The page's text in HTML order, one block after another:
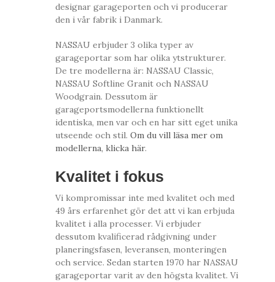
designar garageporten och vi producerar
den i vår fabrik i Danmark.
NASSAU erbjuder 3 olika typer av
garageportar som har olika ytstrukturer.
De tre modellerna är: NASSAU Classic,
NASSAU Softline Granit och NASSAU
Woodgrain. Dessutom är
garageportsmodellerna funktionellt
identiska, men var och en har sitt eget unika
utseende och stil. Om du vill läsa mer om
modellerna, klicka här.
Kvalitet i fokus
Vi kompromissar inte med kvalitet och med
49 års erfarenhet gör det att vi kan erbjuda
kvalitet i alla processer. Vi erbjuder
dessutom kvalificerad rådgivning under
planeringsfasen, leveransen, monteringen
och service. Sedan starten 1970 har NASSAU
garageportar varit av den högsta kvalitet. Vi